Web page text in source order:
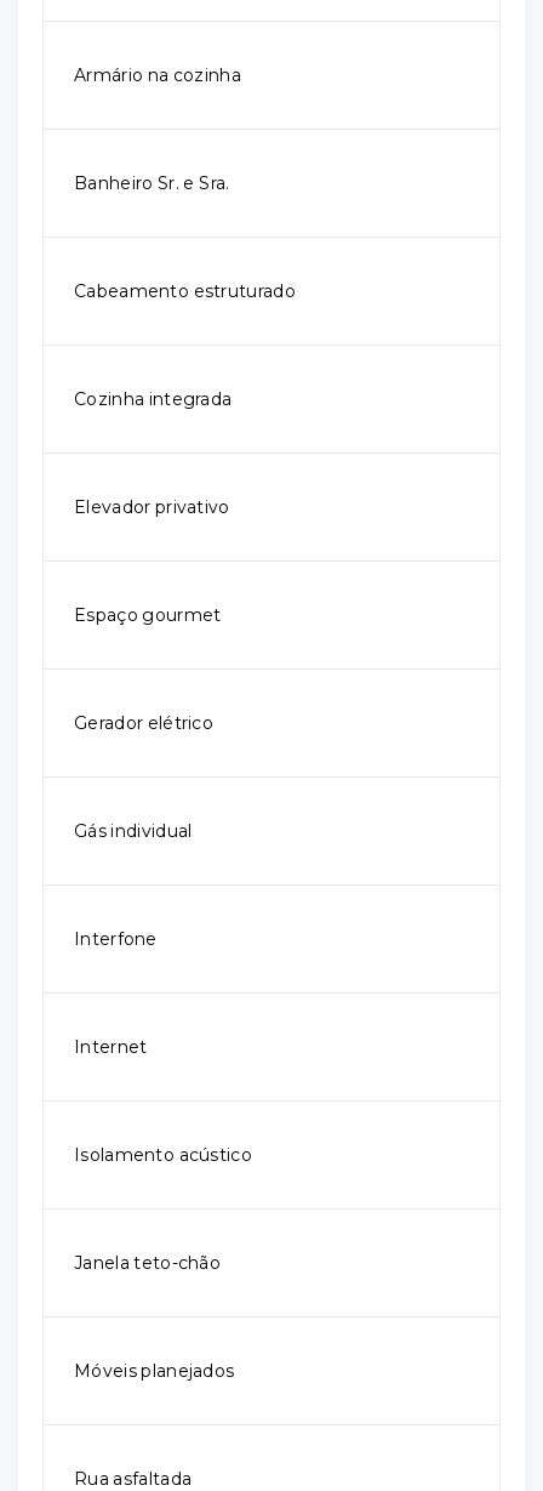
Armário na cozinha
Banheiro Sr. e Sra.
Cabeamento estruturado
Cozinha integrada
Elevador privativo
Espaço gourmet
Gerador elétrico
Gás individual
Interfone
Internet
Isolamento acústico
Janela teto-chão
Móveis planejados
Rua asfaltada